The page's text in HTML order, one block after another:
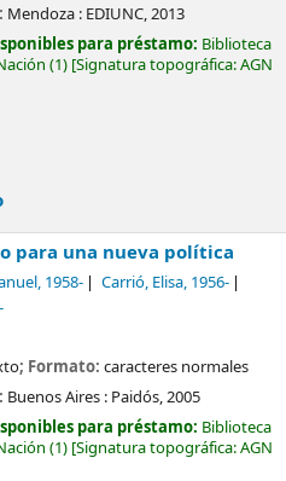
Mendoza : EDIUNC,2013
para préstamo: Biblioteca
(1) Signatura topográfica:AGN
para una nueva política
, 1958- Carrió, Elisa, 1956-
; Formato: caracteres normales
Buenos Aires : Paidós,2005
para préstamo: Biblioteca
(1) Signatura topográfica:AGN